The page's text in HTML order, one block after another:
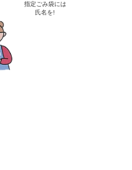
指定ごみ袋には
氏名を!